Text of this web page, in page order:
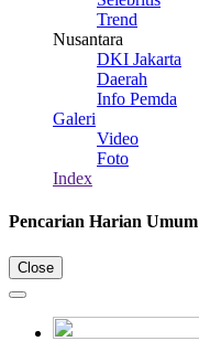
Trend
Nusantara
DKI Jakarta
Daerah
Info Pemda
Galeri
Video
Foto
Index
Pencarian Harian Umum
Close